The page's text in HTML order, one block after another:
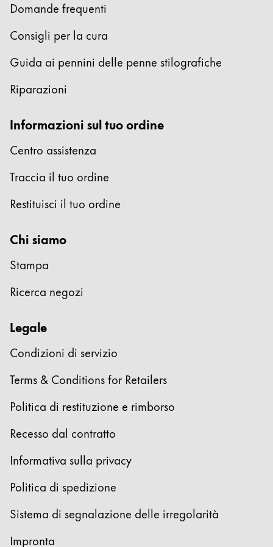
Domande frequenti
Consigli per la cura
Guida ai pennini delle penne stilografiche
Riparazioni
Informazioni sul tuo ordine
Centro assistenza
Traccia il tuo ordine
Restituisci il tuo ordine
Chi siamo
Stampa
Ricerca negozi
Legale
Condizioni di servizio
Terms & Conditions for Retailers
Politica di restituzione e rimborso
Recesso dal contratto
Informativa sulla privacy
Politica di spedizione
Sistema di segnalazione delle irregolarità
Impronta